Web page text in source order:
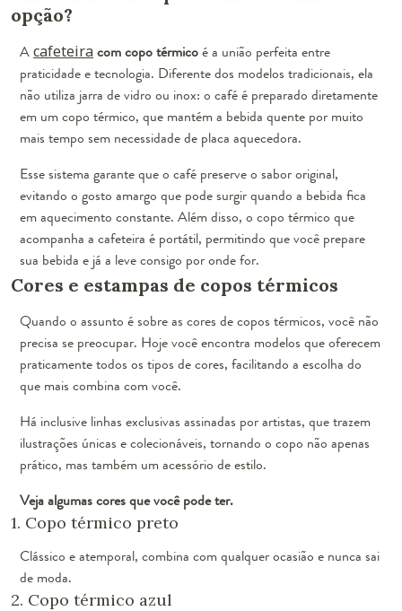
opção?
Acafeteiracom copo térmicoé a união perfeita entre
praticidade e tecnologia. Diferente dos modelos tradicionais, ela
não utiliza jarra de vidro ou inox: o café é preparado diretamente
em um copo térmico, que mantém a bebida quente por muito
mais tempo sem necessidade de placa aquecedora.
Esse sistema garante que o café preserve o sabor original,
evitando o gosto amargo que pode surgir quando a bebida fica
em aquecimento constante. Além disso, o copo térmico que
acompanha a cafeteira é portátil, permitindo que você prepare
sua bebida e já a leve consigo por onde for.
Cores e estampas de copos térmicos
Quando o assunto é sobre as cores de copos térmicos, você não
precisa se preocupar. Hoje você encontra modelos que oferecem
praticamente todos os tipos de cores, facilitando a escolha do
que mais combina com você.
Há inclusive linhas exclusivas assinadas por artistas, que trazem
ilustrações únicas e colecionáveis, tornando o copo não apenas
prático, mas também um acessório de estilo.
Veja algumas cores que você pode ter.
1. Copo térmico preto
Clássico e atemporal, combina com qualquer ocasião e nunca sai
de moda.
2. Copo térmico azul